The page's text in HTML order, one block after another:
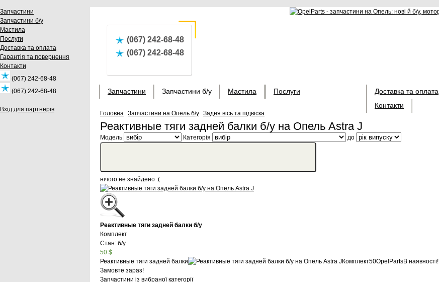
Запчастини
Запчастини б/у
Мастила
Послуги
Доставка та оплата
Гарантія та повернення
Контакти
(067) 242-68-48
(067) 242-68-48
Вхід для партнерів
(067) 242-68-48
(067) 242-68-48
Запчастини Запчастини б/у Мастила Послуги Доставка та оплата
Контакти
Головна Запчастини на Опель б/у Задня вісь та підвіска
Реактивные тяги задней балки б/у на Опель Astra J
Модель Категорія до
нічого не знайдено :(
Реактивные тяги задней балки б/у
Комплект
Стан: б/у
50 $
Реактивные тяги задней балки
Комплект50OpelPartsВ наявності!
Замовте зараз!
Запчастини із вибраної категорії